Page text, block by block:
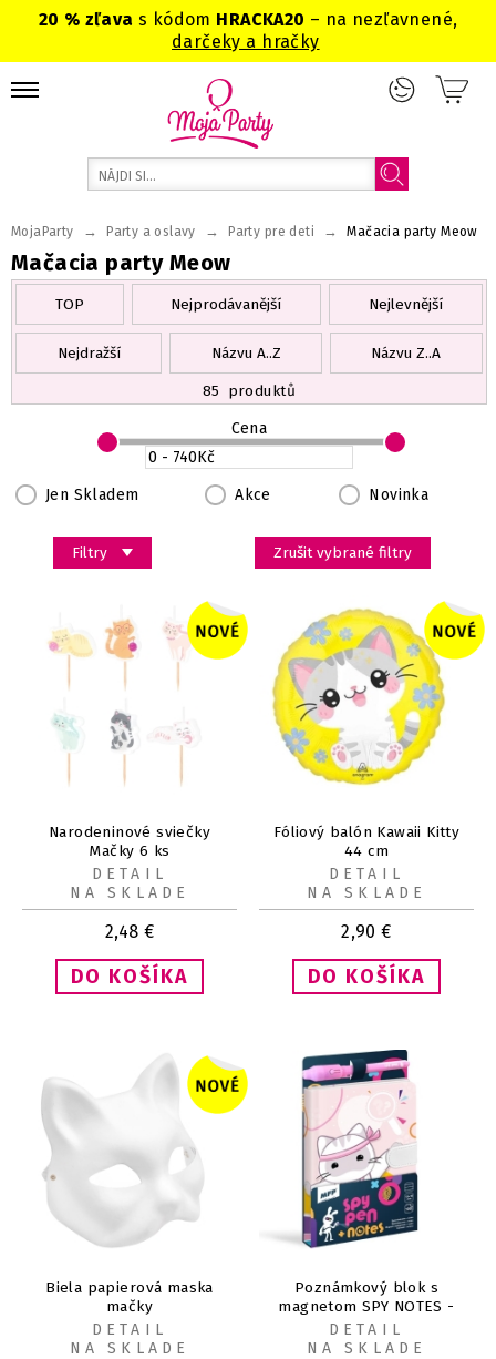
20 % zľavas kódom HRACKA20 – na nezľavnené,
darčeky a hračky
Mačacia party Meow
MojaParty → Party a oslavy → Party pre deti → Mačacia party Meow
TOP Nejprodávanější Nejlevnější
Nejdražší Názvu A..Z
Názvu Z..A
85 produktů
Filtry
Jen Skladem Akce Novinka
Cena
Zrušit vybrané filtry
Narodeninové sviečky
Mačky 6 ks
2,48 €
DETAIL
NA SKLADE
Fóliový balón Kawaii Kitty
44 cm
2,90 €
DETAIL
NA SKLADE
Biela papierová maska
mačky
DETAIL
NA SKLADE
Poznámkový blok s
magnetom SPY NOTES -
fialový
DETAIL
NA SKLADE